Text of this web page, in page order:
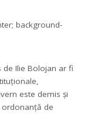
background-
de Ilie Bolojan ar fi
este demis și
de